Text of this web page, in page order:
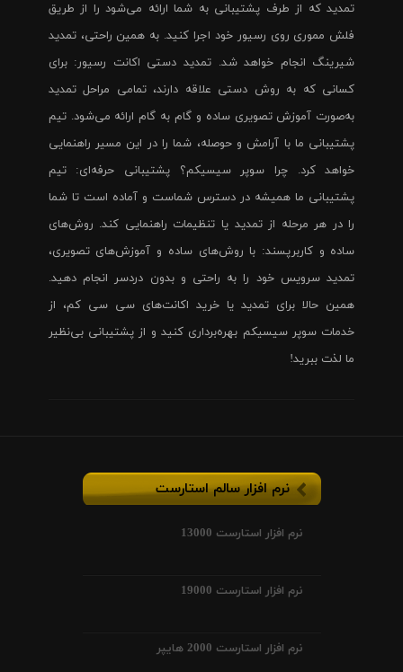
تمدید که از طرف پشتیبانی به شما ارائه می‌شود را از طریق
فلش مموری روی رسیور خود اجرا کنید. به همین راحتی، تمدید
شیرینگ انجام خواهد شد. تمدید دستی اکانت رسیور: برای
کسانی که به روش دستی علاقه دارند، تمامی مراحل تمدید
به‌صورت آموزش تصویری ساده و گام به گام ارائه می‌شود. تیم
پشتیبانی ما با آرامش و حوصله، شما را در این مسیر راهنمایی
خواهد کرد. چرا سوپر سیسیکم؟ پشتیبانی حرفه‌ای: تیم
پشتیبانی ما همیشه در دسترس شماست و آماده است تا شما
را در هر مرحله از تمدید یا تنظیمات راهنمایی کند. روش‌های
ساده و کاربرپسند: با روش‌های ساده و آموزش‌های تصویری،
تمدید سرویس خود را به راحتی و بدون دردسر انجام دهید.
همین حالا برای تمدید یا خرید اکانت‌های سی سی کم، از
خدمات سوپر سیسیکم بهره‌برداری کنید و از پشتیبانی بی‌نظیر
ما لذت ببرید!
نرم افزار سالم استارست
نرم افزار استارست 13000
نرم افزار استارست 19000
نرم افزار استارست 2000 هایپر